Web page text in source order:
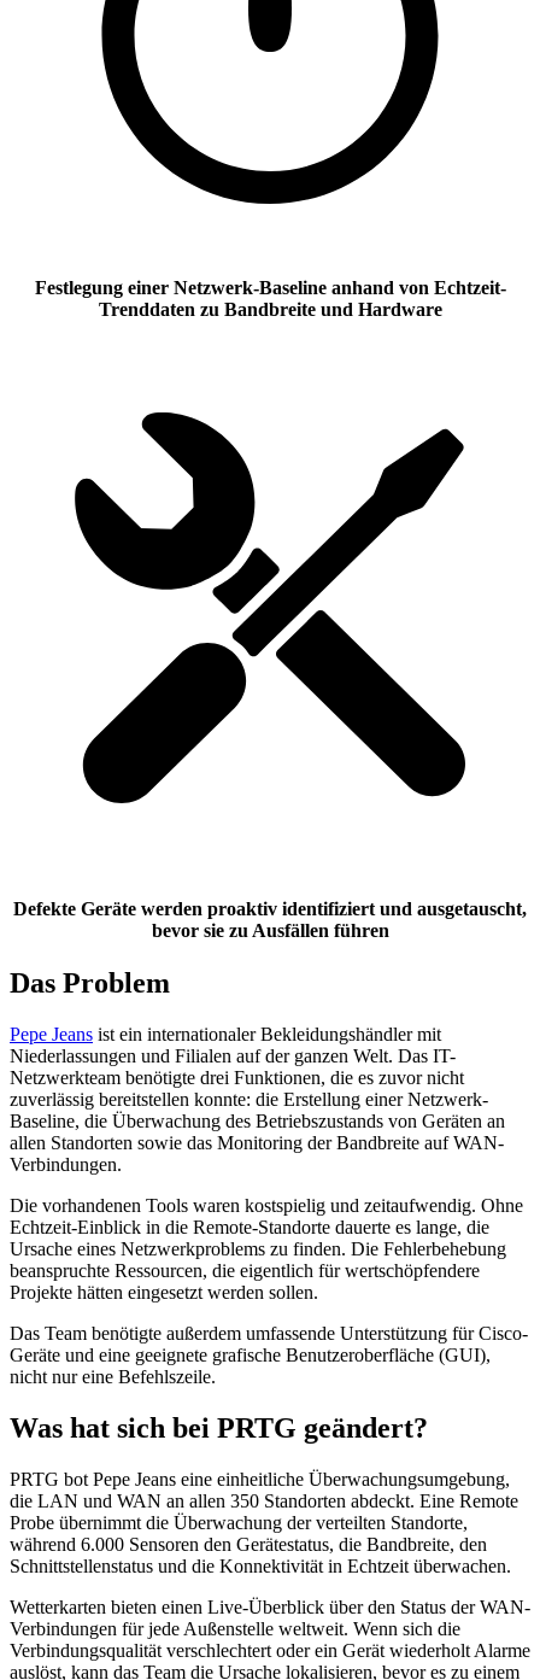
Festlegung einer Netzwerk-Baseline anhand von Echtzeit-
Trenddaten zu Bandbreite und Hardware
Defekte Geräte werden proaktiv identifiziert und ausgetauscht,
bevor sie zu Ausfällen führen
Das Problem
Pepe Jeans ist ein internationaler Bekleidungshändler mit
Niederlassungen und Filialen auf der ganzen Welt. Das IT-
Netzwerkteam benötigte drei Funktionen, die es zuvor nicht
zuverlässig bereitstellen konnte: die Erstellung einer Netzwerk-
Baseline, die Überwachung des Betriebszustands von Geräten an
allen Standorten sowie das Monitoring der Bandbreite auf WAN-
Verbindungen.
Die vorhandenen Tools waren kostspielig und zeitaufwendig. Ohne
Echtzeit-Einblick in die Remote-Standorte dauerte es lange, die
Ursache eines Netzwerkproblems zu finden. Die Fehlerbehebung
beanspruchte Ressourcen, die eigentlich für wertschöpfendere
Projekte hätten eingesetzt werden sollen.
Das Team benötigte außerdem umfassende Unterstützung für Cisco-
Geräte und eine geeignete grafische Benutzeroberfläche (GUI),
nicht nur eine Befehlszeile.
Was hat sich bei PRTG geändert?
PRTG bot Pepe Jeans eine einheitliche Überwachungsumgebung,
die LAN und WAN an allen 350 Standorten abdeckt. Eine Remote
Probe übernimmt die Überwachung der verteilten Standorte,
während 6.000 Sensoren den Gerätestatus, die Bandbreite, den
Schnittstellenstatus und die Konnektivität in Echtzeit überwachen.
Wetterkarten bieten einen Live-Überblick über den Status der WAN-
Verbindungen für jede Außenstelle weltweit. Wenn sich die
Verbindungsqualität verschlechtert oder ein Gerät wiederholt Alarme
auslöst, kann das Team die Ursache lokalisieren, bevor es zu einem